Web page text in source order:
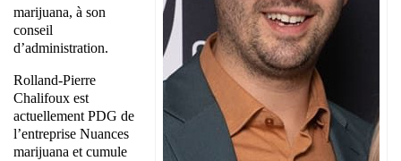
marijuana, à son
conseil
d’administration.
Rolland-Pierre
Chalifoux est
actuellement PDG de
l’entreprise Nuances
marijuana et cumule